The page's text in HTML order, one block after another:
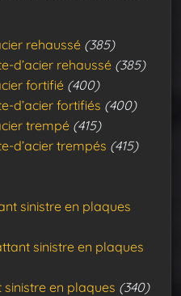
rehaussé (385)
d’acier rehaussé (385)
fortifié (400)
d’acier fortifiés (400)
trempé (415)
d’acier trempés (415)
sinistre en plaques
sinistre en plaques
en plaques (340)